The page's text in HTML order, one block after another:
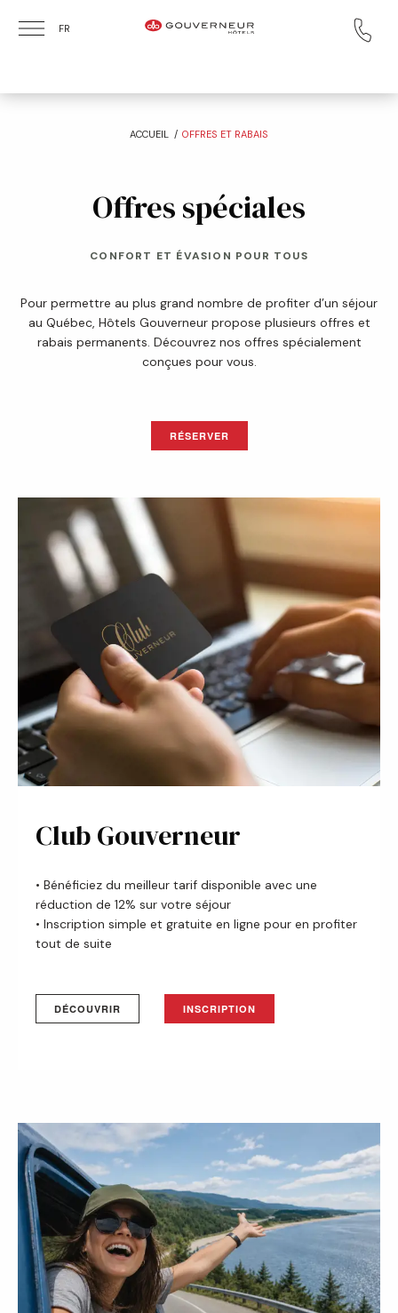
FR
ACCUEIL OFFRES ET RABAIS
Offres spéciales
CONFORT ET ÉVASION POUR TOUS
Pour permettre au plus grand nombre de profiter d’un séjour
au Québec, Hôtels Gouverneur propose plusieurs offres et
rabais permanents. Découvrez nos offres spécialement
conçues pour vous.
RÉSERVER
Club Gouverneur
• Bénéficiez du meilleur tarif disponible avec une
réduction de 12% sur votre séjour
• Inscription simple et gratuite en ligne pour en profiter
tout de suite
DÉCOUVRIR INSCRIPTION